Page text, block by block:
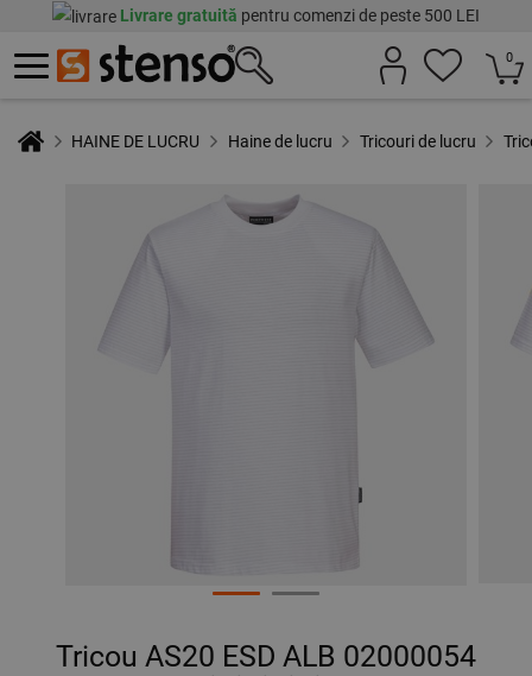
Livrare gratuită pentru comenzi de peste 500 LEI
0
HAINE DE LUCRU Haine de lucru Tricouri de lucru
Tricou AS20 ESD ALB 02000054